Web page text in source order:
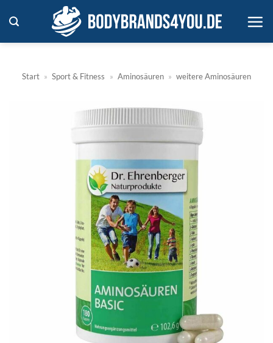
Inhalt
springen
Start » Sport & Fitness » Aminosäuren » weitere Aminosäuren